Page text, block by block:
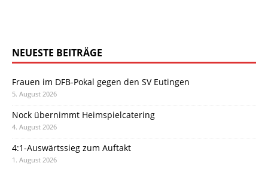
NEUESTE BEITRÄGE
Frauen im DFB-Pokal gegen den SV Eutingen
5. August 2026
Nock übernimmt Heimspielcatering
4. August 2026
4:1-Auswärtssieg zum Auftakt
1. August 2026